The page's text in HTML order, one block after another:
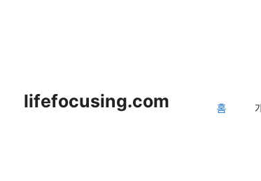
lifefocusing.com 홈